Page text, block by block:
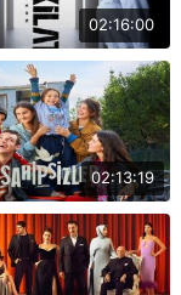
02:16:00
02:13:19